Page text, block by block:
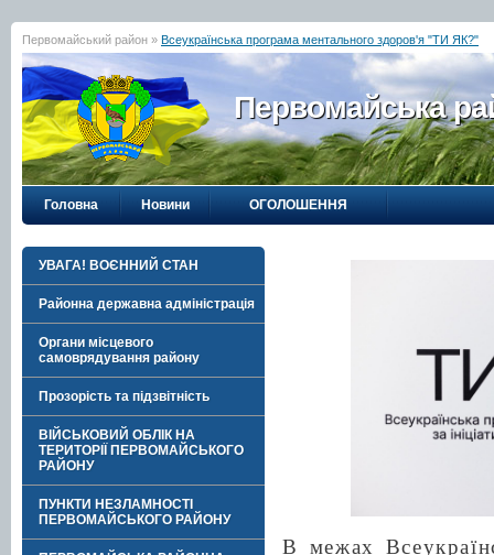
Первомайський район » Всеукраїнська програма ментального здоров'я "ТИ ЯК?"
Первомайська
Головна Новини ОГОЛОШЕННЯ
УВАГА! ВОЄННИЙ СТАН
Районна державна адміністрація
Органи місцевого
самоврядування району
Прозорість та підзвітність
ВІЙСЬКОВИЙ ОБЛІК НА
ТЕРИТОРІЇ ПЕРВОМАЙСЬКОГО
РАЙОНУ
ПУНКТИ НЕЗЛАМНОСТІ
ПЕРВОМАЙСЬКОГО РАЙОНУ
В межах